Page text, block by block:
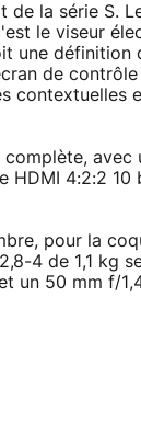
de la série S.
le viseur
une définition
de
contextuelles
avec
HDMI 4:2:2 10
pour la
4 de 1,1 kg
un 50 mm f/